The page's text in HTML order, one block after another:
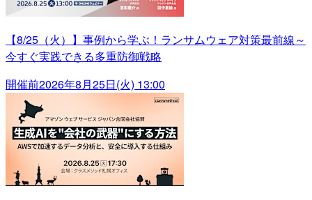
【8/25（火）】事例から学ぶ！ランサムウェア対策最前線～
今すぐ実践できる多重防御戦略
開催前2026年8月25日(火) 13:00